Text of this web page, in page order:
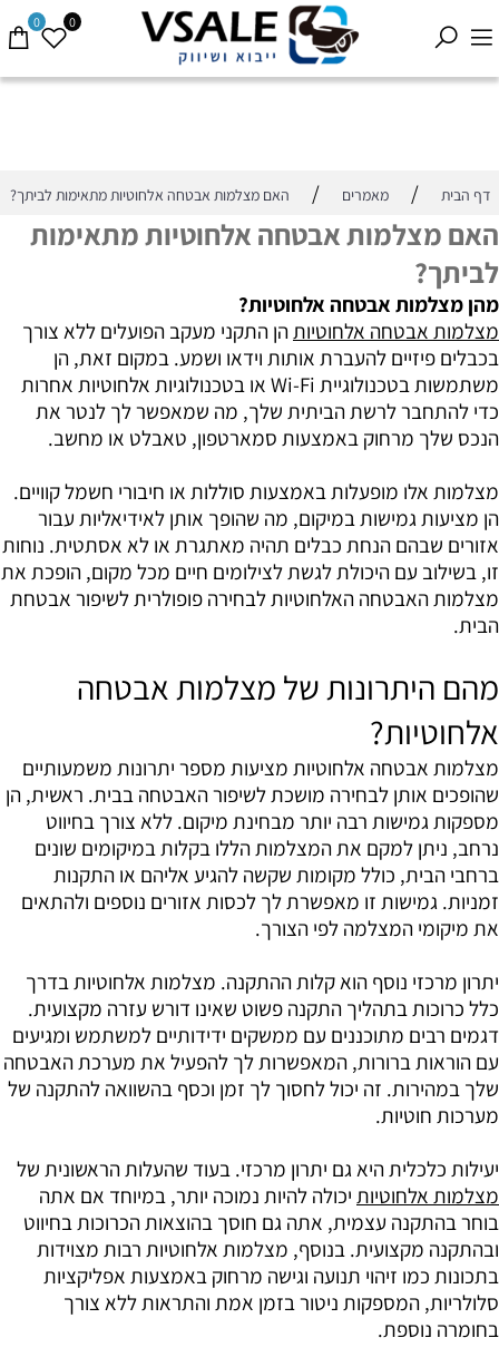
0 0
דף הבית / מאמרים / האם מצלמות אבטחה אלחוטיות מתאימות לביתך?
האם מצלמות אבטחה אלחוטיות מתאימות
לביתך?
מהן מצלמות אבטחה אלחוטיות?
מצלמות אבטחה אלחוטיותהן התקני מעקב הפועלים ללא צורך
בכבלים פיזיים להעברת אותות וידאו ושמע. במקום זאת, הן
משתמשות בטכנולוגיית Wi-Fi או בטכנולוגיות אלחוטיות אחרות
כדי להתחבר לרשת הביתית שלך, מה שמאפשר לך לנטר את
הנכס שלך מרחוק באמצעות סמארטפון, טאבלט או מחשב.
מצלמות אלו מופעלות באמצעות סוללות או חיבורי חשמל קוויים.
הן מציעות גמישות במיקום, מה שהופך אותן לאידיאליות עבור
אזורים שבהם הנחת כבלים תהיה מאתגרת או לא אסתטית. נוחות
זו, בשילוב עם היכולת לגשת לצילומים חיים מכל מקום, הופכת את
מצלמות האבטחה האלחוטיות לבחירה פופולרית לשיפור אבטחת
הבית.
מהם היתרונות של מצלמות אבטחה
אלחוטיות?
מצלמות אבטחה אלחוטיות מציעות מספר יתרונות משמעותיים
שהופכים אותן לבחירה מושכת לשיפור האבטחה בבית. ראשית, הן
מספקות גמישות רבה יותר מבחינת מיקום. ללא צורך בחיווט
נרחב, ניתן למקם את המצלמות הללו בקלות במיקומים שונים
ברחבי הבית, כולל מקומות שקשה להגיע אליהם או התקנות
זמניות. גמישות זו מאפשרת לך לכסות אזורים נוספים ולהתאים
את מיקומי המצלמה לפי הצורך.
יתרון מרכזי נוסף הוא קלות ההתקנה. מצלמות אלחוטיות בדרך
כלל כרוכות בתהליך התקנה פשוט שאינו דורש עזרה מקצועית.
דגמים רבים מתוכננים עם ממשקים ידידותיים למשתמש ומגיעים
עם הוראות ברורות, המאפשרות לך להפעיל את מערכת האבטחה
שלך במהירות. זה יכול לחסוך לך זמן וכסף בהשוואה להתקנה של
מערכות חוטיות.
יעילות כלכלית היא גם יתרון מרכזי. בעוד שהעלות הראשונית של
מצלמות אלחוטיות יכולה להיות נמוכה יותר, במיוחד אם אתה
בוחר בהתקנה עצמית, אתה גם חוסך בהוצאות הכרוכות בחיווט
ובהתקנה מקצועית. בנוסף, מצלמות אלחוטיות רבות מצוידות
בתכונות כמו זיהוי תנועה וגישה מרחוק באמצעות אפליקציות
סלולריות, המספקות ניטור בזמן אמת והתראות ללא צורך
בחומרה נוספת.